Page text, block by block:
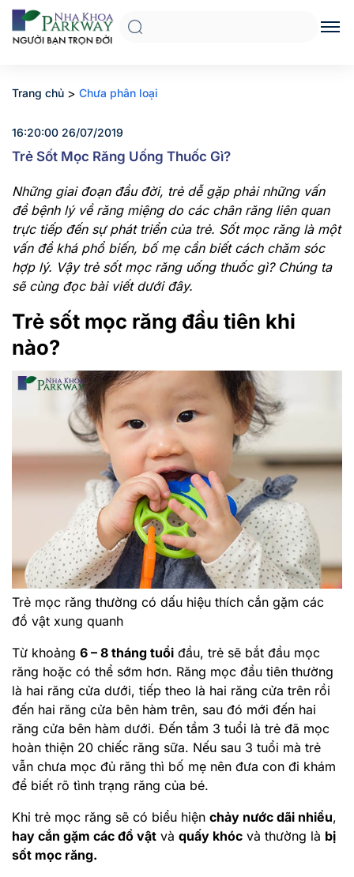
Trang chủ > Chưa phân loại
16:20:00 26/07/2019
Trẻ Sốt Mọc Răng Uống Thuốc Gì?
Những giai đoạn đầu đời, trẻ dễ gặp phải những vấn
đề bệnh lý về răng miệng do các chân răng liên quan
trực tiếp đến sự phát triển của trẻ. Sốt mọc răng là một
vấn đề khá phổ biến, bố mẹ cần biết cách chăm sóc
hợp lý. Vậy trẻ sốt mọc răng uống thuốc gì? Chúng ta
sẽ cùng đọc bài viết dưới đây.
Trẻ sốt mọc răng đầu tiên khi
nào?
Trẻ mọc răng thường có dấu hiệu thích cắn gặm các
đồ vật xung quanh
Từ khoảng 6 – 8 tháng tuổi đầu, trẻ sẽ bắt đầu mọc
răng hoặc có thể sớm hơn. Răng mọc đầu tiên thường
là hai răng cửa dưới, tiếp theo là hai răng cửa trên rồi
đến hai răng cửa bên hàm trên, sau đó mới đến hai
răng cửa bên hàm dưới. Đến tầm 3 tuổi là trẻ đã mọc
hoàn thiện 20 chiếc răng sữa. Nếu sau 3 tuổi mà trẻ
vẫn chưa mọc đủ răng thì bố mẹ nên đưa con đi khám
để biết rõ tình trạng răng của bé.
Khi trẻ mọc răng sẽ có biểu hiện chảy nước dãi nhiều,
hay cắn gặm các đồ vật và quấy khóc và thường là bị
sốt mọc răng.